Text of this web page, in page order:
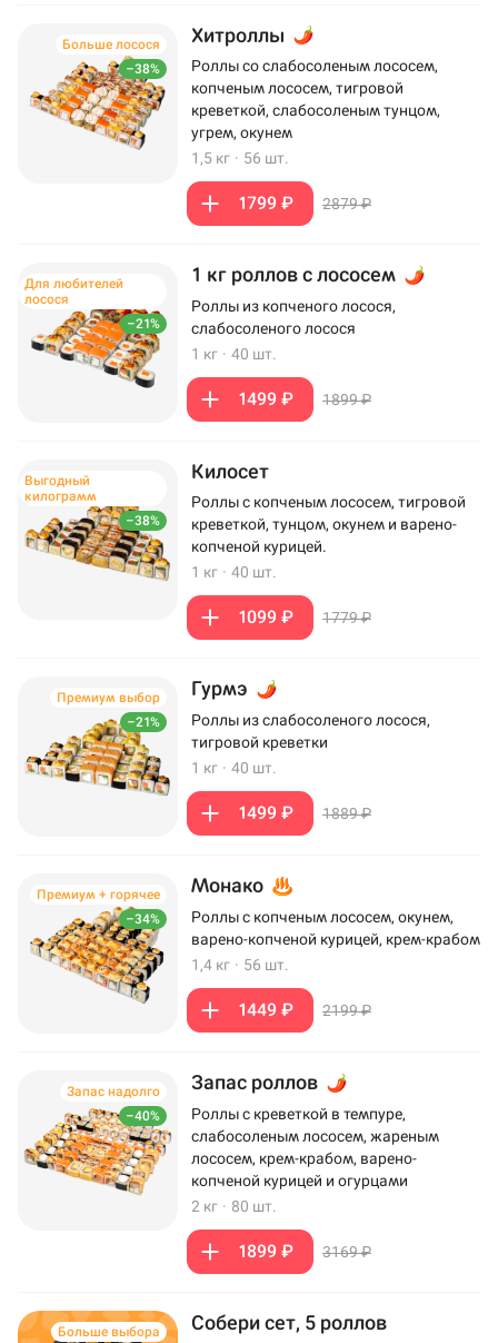
–38%
Больше лосося Хитроллы
Роллы со слабосоленым лососем,
копченым лососем, тигровой
креветкой, слабосоленым тунцом,
угрем, окунем
1,5 кг · 56 шт.
1799 ₽ 2879 ₽
–21%
Для любителей
лосося
1 кг роллов с лососем
Роллы из копченого лосося,
слабосоленого лосося
1 кг · 40 шт.
1499 ₽ 1899 ₽
–38%
Выгодный
килограмм
Килосет
Роллы с копченым лососем, тигровой
креветкой, тунцом, окунем и варено-
копченой курицей.
1 кг · 40 шт.
1099 ₽ 1779 ₽
–21%
Премиум выбор Гурмэ
Роллы из слабосоленого лосося,
тигровой креветки
1 кг · 40 шт.
1499 ₽ 1889 ₽
–34%
Премиум + горячее Монако
Роллы с копченым лососем, окунем,
варено-копченой курицей, крем-крабом
1,4 кг · 56 шт.
1449 ₽ 2199 ₽
–40%
Запас надолго Запас роллов
Роллы с креветкой в темпуре,
слабосоленым лососем, жареным
лососем, крем-крабом, варено-
копченой курицей и огурцами
2 кг · 80 шт.
1899 ₽ 3169 ₽
Больше выбора Собери сет, 5 роллов